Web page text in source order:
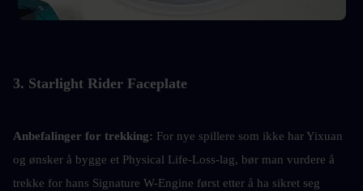
3. Starlight Rider Faceplate
Anbefalinger for trekking: For nye spillere som ikke har Yixuan
og ønsker å bygge et Physical Life-Loss-lag, bør man vurdere å
trekke for hans Signature W-Engine først etter å ha sikret seg